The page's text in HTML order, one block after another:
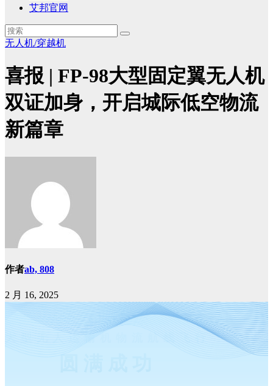
艾邦官网
无人机/穿越机
喜报 | FP-98大型固定翼无人机
双证加身，开启城际低空物流
新篇章
作者ab, 808
2 月 16, 2025
榆林—蓝田
大型无人运输机